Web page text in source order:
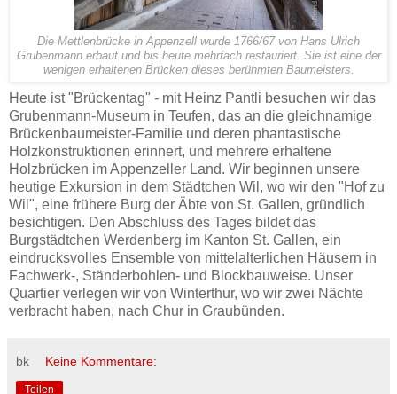
Die Mettlenbrücke in Appenzell wurde 1766/67 von Hans Ulrich
Grubenmann erbaut und bis heute mehrfach restauriert. Sie ist eine der
wenigen erhaltenen Brücken dieses berühmten Baumeisters.
Heute ist "Brückentag" - mit Heinz Pantli besuchen wir das
Grubenmann-Museum in Teufen, das an die gleichnamige
Brückenbaumeister-Familie und deren phantastische
Holzkonstruktionen erinnert, und mehrere erhaltene
Holzbrücken im Appenzeller Land. Wir beginnen unsere
heutige Exkursion in dem Städtchen Wil, wo wir den "Hof zu
Wil", eine frühere Burg der Äbte von St. Gallen, gründlich
besichtigen. Den Abschluss des Tages bildet das
Burgstädtchen Werdenberg im Kanton St. Gallen, ein
eindrucksvolles Ensemble von mittelalterlichen Häusern in
Fachwerk-, Ständerbohlen- und Blockbauweise. Unser
Quartier verlegen wir von Winterthur, wo wir zwei Nächte
verbracht haben, nach Chur in Graubünden.
bk Keine Kommentare:
Teilen